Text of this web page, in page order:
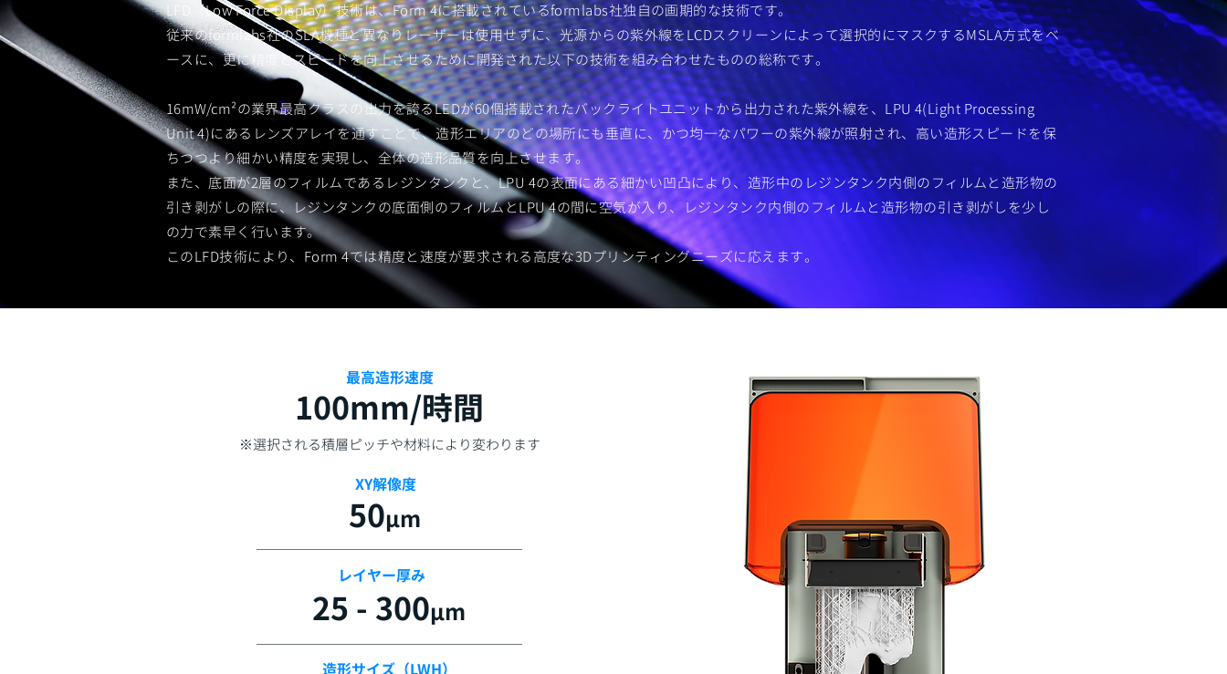
LFD（Low Force Display）技術は、Form 4に搭載されているformlabs社独自の画期的な技術です。
従来のformlabs社のSLA機種と異なりレーザーは使用せずに、光源からの紫外線をLCDスクリーンによって選択的にマスクするMSLA方式をベ
ースに、更に精度とスピードを向上させるために開発された以下の技術を組み合わせたものの総称です。
16mW/cm²の業界最高クラスの出力を誇るLEDが60個搭載されたバックライトユニットから出力された紫外線を、LPU 4(Light Processing
Unit 4)にあるレンズアレイを通すことで、造形エリアのどの場所にも垂直に、かつ均一なパワーの紫外線が照射され、高い造形スピードを保
ちつつより細かい精度を実現し、全体の造形品質を向上させます。
また、底面が2層のフィルムであるレジンタンクと、LPU 4の表面にある細かい凹凸により、造形中のレジンタンク内側のフィルムと造形物の
引き剥がしの際に、レジンタンクの底面側のフィルムとLPU 4の間に空気が入り、レジンタンク内側のフィルムと造形物の引き剥がしを少し
の力で素早く行います。
このLFD技術により、Form 4では精度と速度が要求される高度な3Dプリンティングニーズに応えます。
​最高造形速度
100mm/時間
​※選択される積層ピッチや材料により変わります
XY解像度
50μm
​レイヤー厚み
25 - 300μm
造形サイズ（LWH）